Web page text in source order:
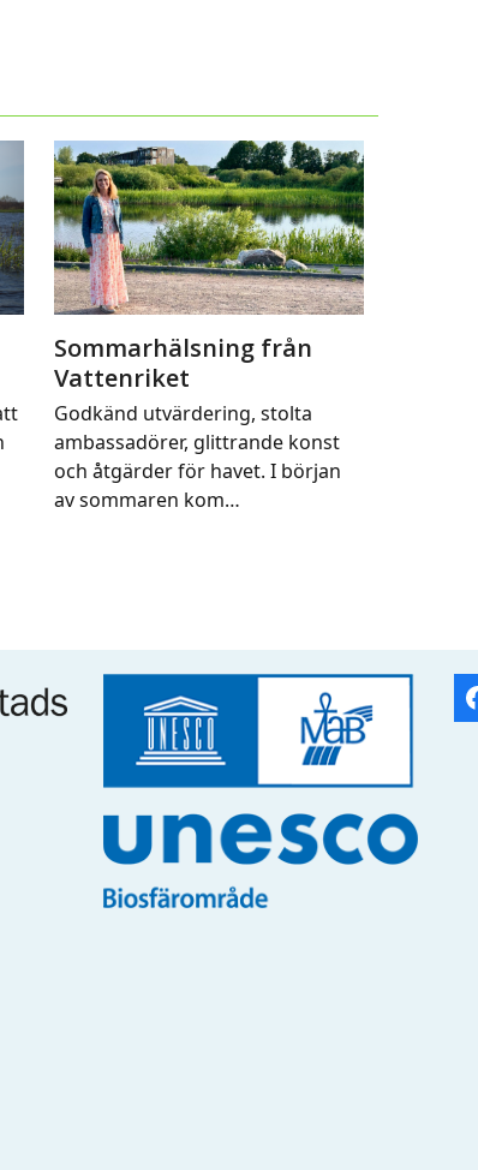
Sommarhälsning från
Vattenriket
Godkänd utvärdering, stolta
ambassadörer, glittrande konst
och åtgärder för havet. I början
av sommaren kom…